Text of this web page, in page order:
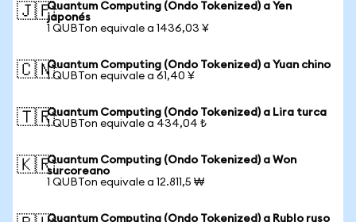
🇯🇵Quantum Computing (Ondo Tokenized) a Yen
japonés
1 QUBTon equivale a 1436,03 ¥
🇨🇳Quantum Computing (Ondo Tokenized) a Yuan chino
1 QUBTon equivale a 61,40 ¥
🇹🇷Quantum Computing (Ondo Tokenized) a Lira turca
1 QUBTon equivale a 434,04 ₺
🇰🇷Quantum Computing (Ondo Tokenized) a Won
surcoreano
1 QUBTon equivale a 12.811,5 ₩
Quantum Computing (Ondo Tokenized) a Rublo ruso